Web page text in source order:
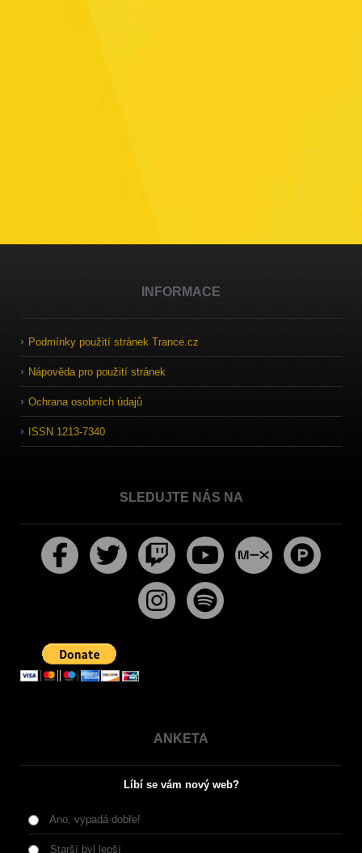
INFORMACE
Podmínky použití stránek Trance.cz
Nápověda pro použití stránek
Ochrana osobních údajů
ISSN 1213-7340
SLEDUJTE NÁS NA
ANKETA
Líbí se vám nový web?
Ano, vypadá dobře!
Starší byl lepší